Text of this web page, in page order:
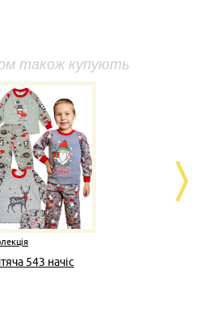
також купують
543 начіс